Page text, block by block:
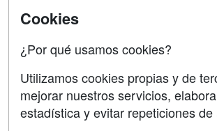
Contactar
Copyleft
Cookies
¿Por qué usamos cookies?
Utilizamos cookies propias y de
mejorar nuestros servicios,
estadística y evitar repeticiones de